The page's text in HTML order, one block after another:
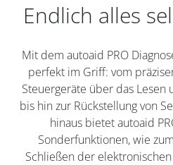
Endlich alles
Mit dem autoaid PRO
perfekt im Griff: vom
Steuergeräte über das Lesen
bis hin zur Rückstellung von
hinaus bietet autoaid
Sonderfunktionen, wie
Schließen der